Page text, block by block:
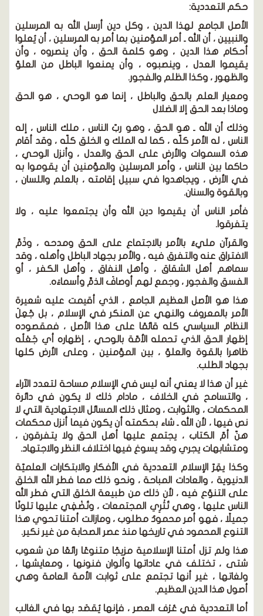
حكم التعددية:
الأصل الجامع لهذا الدين ، وكل دين أرسل الله به المرسلين
والنبيين ، أن الله ـ أمر المؤمنين بما أمر به المرسلين ، أن يُعلوا
أحكام هذا الدين ، وهو كلمة الحق ، وأن ينصروه ، وأن
يقيموا العدل ، وينصبوه ، وأن يمنعوا الباطل من العلوّ
والظهور ، وكذا الظلم والفجور.
ومعيار العلم بالحق والباطل ، إنما هو الوحي ، هو الحق
وماذا بعد الحق إلا الضلال
وذلك أن الله ـ هو الحق ، وهو ربّ الناس ، ملك الناس ، إله
الناس ، له الأمر كلّه ، كما له الملك و الخلق كلّه ، وقد أقام
هذه السموات والأرض على الحق والعدل ، وأنزل الوحي ،
حاكما بين الناس ، وأمر المرسلين والمؤمنين أن يقوموا به
في الأرض ، ويجاهدوا في سبيل إقامته ، بالعلم واللسان ،
وبالقوة والسنان.
فأمر الناس أن يقيموا دين الله وأن يجتمعوا عليه ، ولا
يتفرقوا.
والقرآن مليءٌ بالأمر بالاجتماع على الحق ومدحه ، وذَمِّ
الافتراق عنه والتفرق فيه ، والأمر بجهاد الباطل وأهله ، وقد
سماهم أهل الشقاق ، وأهل النفاق ، وأهل الكفر ، أو
الفسق والفجور ، وجمع لهم أوصافَ الذمِّ وأسماءَه.
هذا هو الأصل العظيم الجامع ، الذي أقيمت عليه شعيرة
الأمر بالمعروف والنهي عن المنكر في الإسلام ، بل جًعِلَ
النظام السياسي كله قائمًا على هذا الأصل ، فمقصوده
إظهار الحق الذي تحمله الأمّة بالوحي ، إظهاره أي جَعْلُه
ظاهرا بالقوة والعلوّ ، بين المؤمنين ، وعلى الأرض كلها
بجهاد الطلب.
غير أن هذا لا يعني أنه ليس في الإسلام مساحة لتعدد الآراء
، والتسامح في الخلاف ، مادام ذلك لا يكون في دائرة
المحكمات ، والثوابت ، ومثال ذلك المسائل الاجتهادية التي لا
نص فيها ، لأن الله ـ شاء بحكمته أن يكون فيما أنزل محكمات
هنّ أمّ الكتاب ، يجتمع عليها أهل الحق ولا يتفرقون ،
ومتشابهات يجري وقد يسوغ فيها اختلاف النظر والاجتهاد.
وكذا يقِرّ الإسلام التعددية في الأفكار والابتكارات العلميّة
الدنيوية ، والعادات المباحة ، ونحو ذلك مما فطر الله الخلق
على التنوّع فيه ، لأن ذلك من طبيعة الخلق التي فطر الله
الناس عليها ، وهي تُثْرِي المجتمعات ، وتُضْفِي عليها تلونًا
جميلًا ، فهو أمر محمودٌ مطلوب ، ومازالت أمتنا تحوي هذا
التنوع المحمود في تاريخها منذ عصر الصحابة من غير نكير.
هذا ولم تزل أمتنا الإسلامية مزيجًا متنوعًا رائعًا من شعوب
شتى ، تختلف في عاداتها وألوان فنونها ، ومعايشها ،
ولغاتها ، غير أنها تجتمع على ثوابت الأمة العامة وهي
أصول هذا الدين العظيم.
أما التعددية في عُرْف العصر ، فإنها يُقصَد بها في الغالب